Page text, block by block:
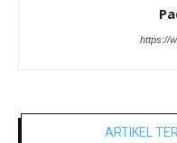
https://
ARTIKEL